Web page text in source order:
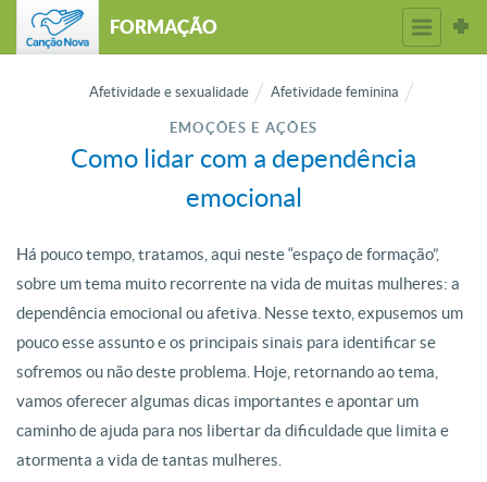
FORMAÇÃO
Afetividade e sexualidade Afetividade feminina
EMOÇÕES E AÇÕES
Como lidar com a dependência
emocional
Há pouco tempo, tratamos, aqui neste “espaço de formação”,
sobre um tema muito recorrente na vida de muitas mulheres: a
dependência emocional ou afetiva. Nesse texto, expusemos um
pouco esse assunto e os principais sinais para identificar se
sofremos ou não deste problema. Hoje, retornando ao tema,
vamos oferecer algumas dicas importantes e apontar um
caminho de ajuda para nos libertar da dificuldade que limita e
atormenta a vida de tantas mulheres.